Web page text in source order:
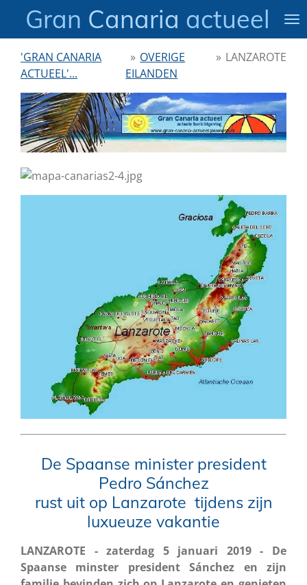
direct
hoofdinhoud
Gran Canaria actueel
'GRAN CANARIA
ACTUEEL'...
» OVERIGE
EILANDEN
» LANZAROTE
De Spaanse minister president
Pedro Sánchez
rust uit op Lanzarote tijdens zijn
luxueuze vakantie
LANZAROTE - zaterdag 5 januari 2019 - De
Spaanse minster president Sánchez en zijn